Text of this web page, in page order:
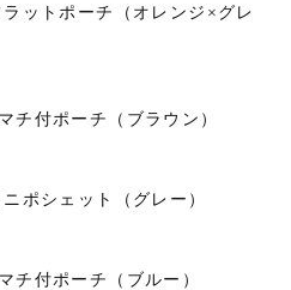
ットポーチ（オレンジ×グレ
チ付ポーチ（ブラウン）
ポシェット（グレー）
チ付ポーチ（ブルー）